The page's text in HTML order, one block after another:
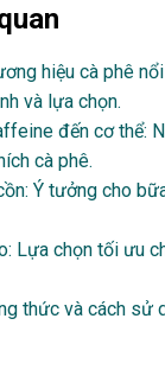
hiệu cà phê
và lựa chọn.
đến cơ thể:
cà phê.
Ý tưởng cho
Lựa chọn tối ưu
thức và cách sử